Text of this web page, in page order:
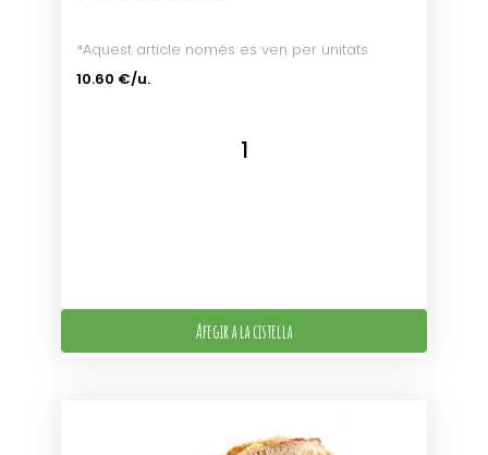
*Aquest article només es ven per unitats
10.60 €/u.
Afegir a la cistella